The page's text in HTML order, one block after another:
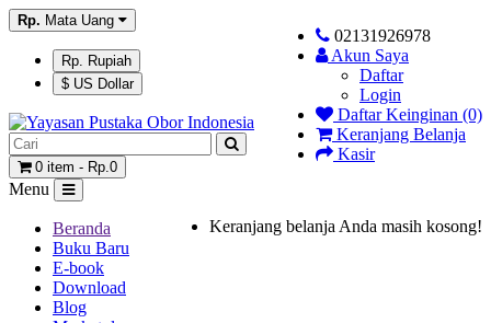
Rp. Mata Uang
Rp. Rupiah
$ US Dollar
02131926978
Akun Saya
Daftar
Login
Daftar Keinginan (0)
Keranjang Belanja
Kasir
0 item - Rp.0
Keranjang belanja Anda masih kosong!
Menu
Beranda
Buku Baru
E-book
Download
Blog